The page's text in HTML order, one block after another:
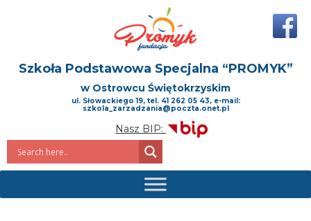
Szkoła Podstawowa Specjalna “PROMYK”
w Ostrowcu Świętokrzyskim
ul. Słowackiego 19, tel. 41 262 05 43, e-mail:
szkola_zarzadzania@poczta.onet.pl
Nasz BIP: